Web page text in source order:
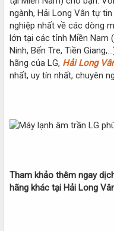
ngành, Hải Long Vân tự
nghiệp nhất về các dòng
lớn tại các tỉnh Miền Nam
Ninh, Bến Tre, Tiền
hãng của LG, Hải Long
nhất, uy tín nhất, chuyên
Tham khảo thêm ngay
hãng khác tại Hải Long